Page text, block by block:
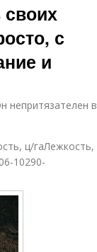
своих
с
и
непритязателен в
ц/гаЛежкость,
10290-